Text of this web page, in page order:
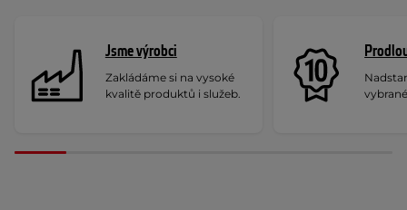
Jsme výrobci
Zakládáme si na vysoké
kvalitě produktů i služeb.